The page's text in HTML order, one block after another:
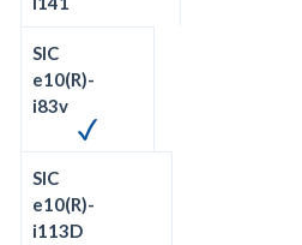
SIC
e10(R)-
i83v
SIC
e10(R)-
i113D